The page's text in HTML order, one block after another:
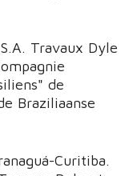
Travaux Dyle
de
Braziliaanse
Curitiba.